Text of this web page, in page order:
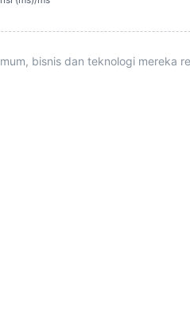
bisnis dan teknologi mereka